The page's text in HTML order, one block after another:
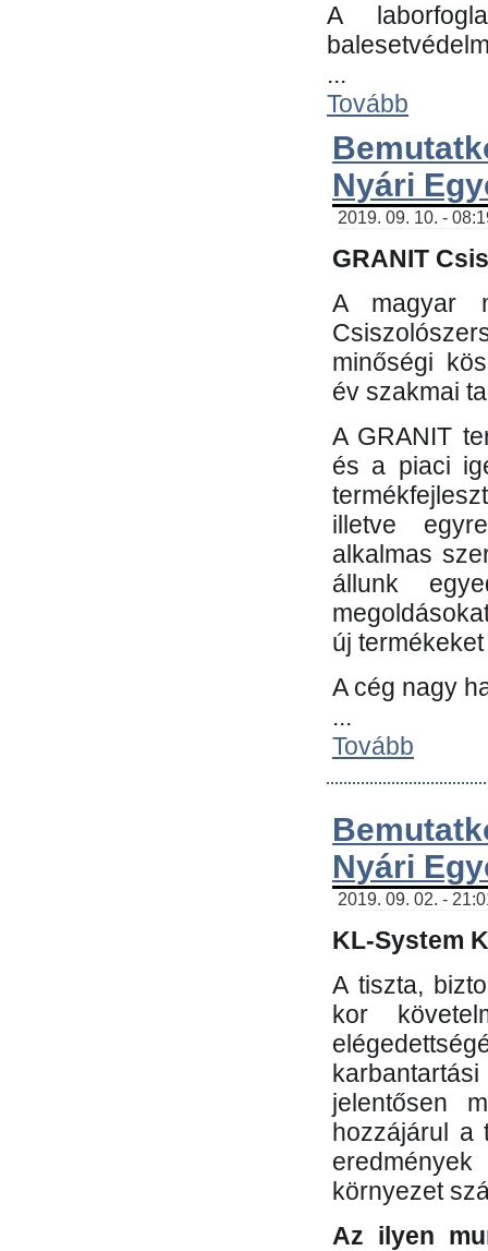
A
...
Tovább
Nyári
2019. 09. 10. -
GRANIT
A magyar
minőségi
év szakmai
A GRANIT
és a piaci
illetve
alkalmas
állunk
új
A cég nagy
...
Tovább
Nyári
2019. 09. 02. -
KL-System
A tiszta,
kor
jelentősen
hozzájárul a
környezet
Az ilyen